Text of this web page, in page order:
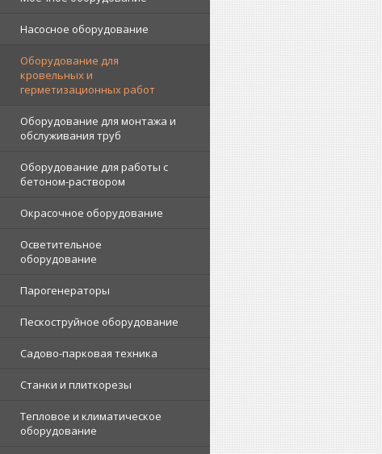
Насосное оборудование
Оборудование для
кровельных и
герметизационных работ
Оборудование для монтажа и
обслуживания труб
Оборудование для работы с
бетоном-раствором
Окрасочное оборудование
Осветительное
оборудование
Парогенераторы
Пескоструйное оборудование
Садово-парковая техника
Станки и плиткорезы
Тепловое и климатическое
оборудование